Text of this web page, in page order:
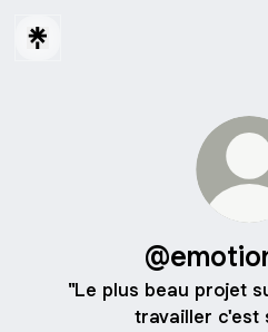
"Le plus beau projet
travailler c'est